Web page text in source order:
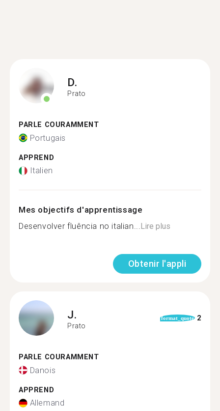
D.
Prato
PARLE COURAMMENT
Portugais
APPREND
Italien
Mes objectifs d'apprentissage
Desenvolver fluência no italian...Lire plus
Obtenir l'appli
J.
Prato
format_quote 2
PARLE COURAMMENT
Danois
APPREND
Allemand